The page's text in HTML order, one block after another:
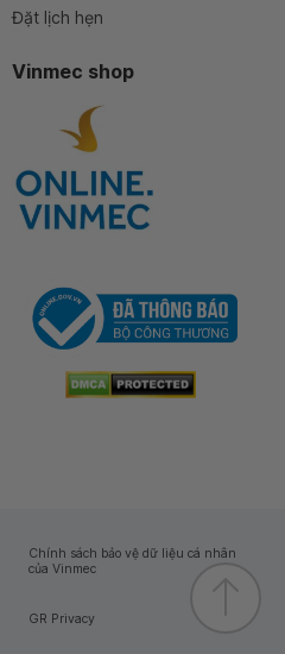
Đặt lịch hẹn
Vinmec shop
Chính sách bảo vệ dữ liệu cá nhân
của Vinmec
GR Privacy